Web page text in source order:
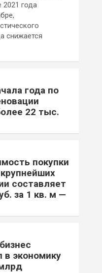
2021 года
снижается
года по
22 тыс.
покупки
составляет
за 1 кв. м —
в экономику